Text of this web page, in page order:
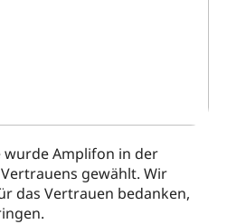
wurde Amplifon in der
gewählt. Wir
das Vertrauen bedanken,